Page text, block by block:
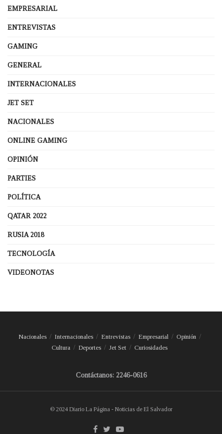
EMPRESARIAL
ENTREVISTAS
GAMING
GENERAL
INTERNACIONALES
JET SET
NACIONALES
ONLINE GAMING
OPINIÓN
PARTIES
POLÍTICA
QATAR 2022
RUSIA 2018
TECNOLOGÍA
VIDEONOTAS
Nacionales Internacionales Entrevistas Empresarial
Opinión
Cultura
Deportes Jet Set Curiosidades
Contáctanos: 2246-0616
© 2024 Diario La Página - Noticias de El Salvador